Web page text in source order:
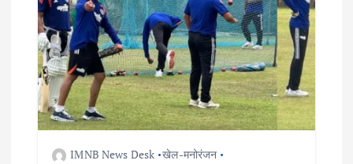
a
t
o
IMNB News Desk खेल-मनोरंजन